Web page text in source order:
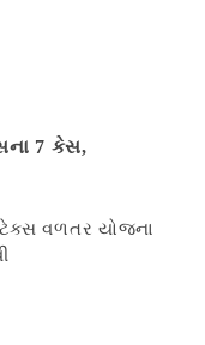
7 કેસ,